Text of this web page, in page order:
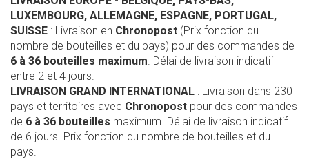
LUXEMBOURG, ALLEMAGNE, ESPAGNE, PORTUGAL,
SUISSE : Livraison en Chronopost (Prix fonction du
nombre de bouteilles et du pays) pour des commandes de
6 à 36 bouteilles maximum. Délai de livraison indicatif
entre 2 et 4 jours.
LIVRAISON GRAND INTERNATIONAL : Livraison dans 230
pays et territoires avec Chronopost pour des commandes
de 6 à 36 bouteilles maximum. Délai de livraison indicatif
de 6 jours. Prix fonction du nombre de bouteilles et du
pays.